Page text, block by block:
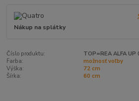
Nákup na splátky
Číslo produktu:
TOP=REA ALFA UP
Farba:
možnosť voľby
Výška:
72 cm
Šírka:
60 cm